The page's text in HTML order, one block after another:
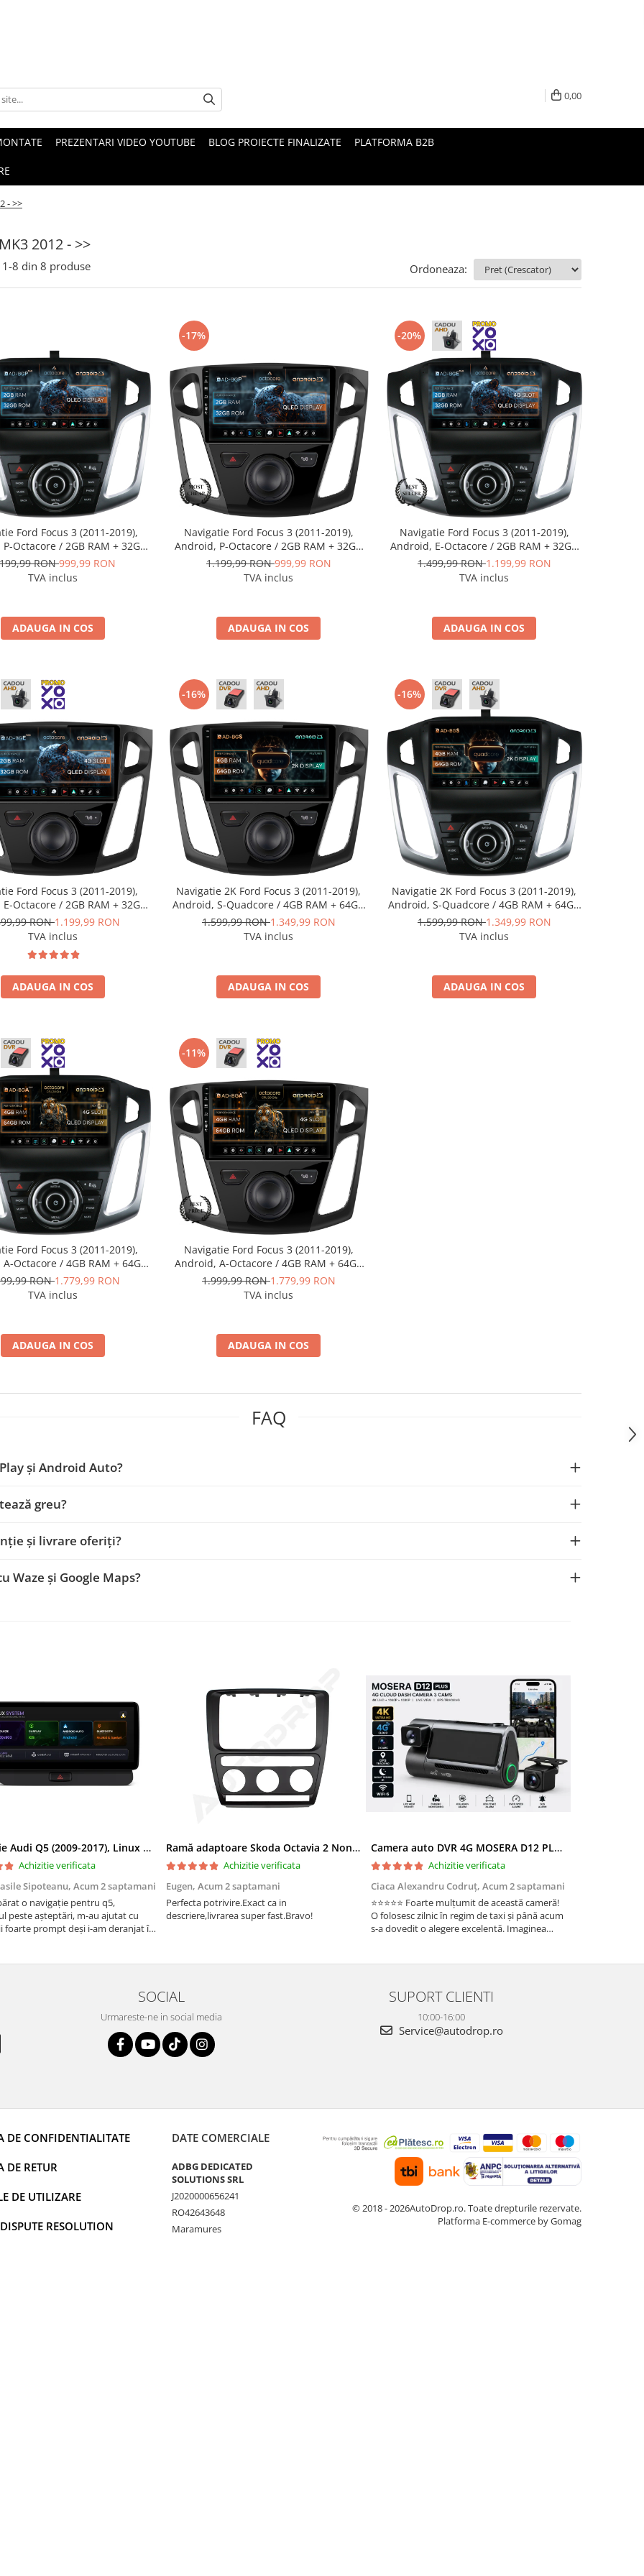
0,00
PREZENTARI VIDEO YOUTUBE BLOG PROIECTE FINALIZATE PLATFORMA B2B
- >>
2012 - >>
1-8 din 8 produse Ordoneaza:
Ford Focus 3 (2011-2019),
Octacore / 2GB RAM + 32GB
9 Inch - AD-BGP9002+AD-
BGRKIT144
RON999,99 RON
TVA inclus
ADAUGA IN COS
-17%
Navigatie Ford Focus 3 (2011-2019),
Android, P-Octacore / 2GB RAM + 32GB
ROM, 9 Inch - AD-BGP9002+AD-
BGRKIT115
1.199,99 RON999,99 RON
TVA inclus
ADAUGA IN COS
-20%
Navigatie Ford Focus 3 (2011-2019),
Android, E-Octacore / 2GB RAM + 32GB
ROM, 9 Inch - AD-BGE9002+AD-
BGRKIT144
1.499,99 RON1.199,99 RON
TVA inclus
ADAUGA IN COS
Ford Focus 3 (2011-2019),
Octacore / 2GB RAM + 32GB
9 Inch - AD-BGE9002+AD-
BGRKIT115
RON1.199,99 RON
TVA inclus
ADAUGA IN COS
-16%
Navigatie 2K Ford Focus 3 (2011-2019),
Android, S-Quadcore / 4GB RAM + 64GB
ROM, 9.5 Inch - AD-BGS90042K+AD-
BGRKIT115
1.599,99 RON1.349,99 RON
TVA inclus
ADAUGA IN COS
-16%
Navigatie 2K Ford Focus 3 (2011-2019),
Android, S-Quadcore / 4GB RAM + 64GB
ROM, 9.5 Inch - AD-BGS90042K+AD-
BGRKIT144
1.599,99 RON1.349,99 RON
TVA inclus
ADAUGA IN COS
Ford Focus 3 (2011-2019),
Octacore / 4GB RAM + 64GB
9 Inch - AD-BGA9004+AD-
BGRKIT144
RON1.779,99 RON
TVA inclus
ADAUGA IN COS
-11%
Navigatie Ford Focus 3 (2011-2019),
Android, A-Octacore / 4GB RAM + 64GB
ROM, 9 Inch - AD-BGA9004+AD-
BGRKIT115
1.999,99 RON1.779,99 RON
TVA inclus
ADAUGA IN COS
FAQ
și Android Auto?
greu?
și livrare oferiți?
Waze și Google Maps?
Navigatie Audi Q5 (2009-2017), Linux OS & OEM, MMI 3G, CarPlay & Android Auto Wireless, MirrorLink, Camera AHD, 12.3 Inch - AD-BGAALNXH+AD-BGRKITQ5002
Achizitie verificata
Sipoteanu, Acum 2 saptamani
o navigație pentru q5,
peste așteptări, m-au ajutat cu
foarte prompt deși i-am deranjat în
și pentru vi...
Ramă adaptoare Skoda Octavia 2 Non-Facelift (Auto A/C) 2004-2009 - fațetă 213×133 (RNS 510 / RCD 330), montaj dedicat
Achizitie verificata
Eugen, Acum 2 saptamani
Perfecta potrivire.Exact ca in
descriere,livrarea super fast.Bravo!
Camera auto DVR 4G MOSERA D12 PLUS, 3 camere, 4K UHD + Full HD + Full HD, Sony IMX415, GPS Tracking, WiFi 6, Night Vision IR, Cloud Live View, monitorizare parcare, aplicatie mobil + PC
Achizitie verificata
Ciaca Alexandru Codruț, Acum 2 saptamani
⭐⭐⭐⭐⭐ Foarte mulțumit de această cameră!
O folosesc zilnic în regim de taxi și până acum
s-a dovedit o alegere excelentă. Imaginea
ma...
Fun...
SOCIAL
Urmareste-ne in social media
SUPORT CLIENTI
10:00-16:00
Service@autodrop.ro
DE CONFIDENTIALITATE
DE RETUR
DE UTILIZARE
RESOLUTION
DATE COMERCIALE
ADBG DEDICATED
SOLUTIONS SRL
J2020000656241
RO42643648
Maramures
© 2018 - 2026AutoDrop.ro. Toate drepturile rezervate.
Platforma E-commerce by Gomag